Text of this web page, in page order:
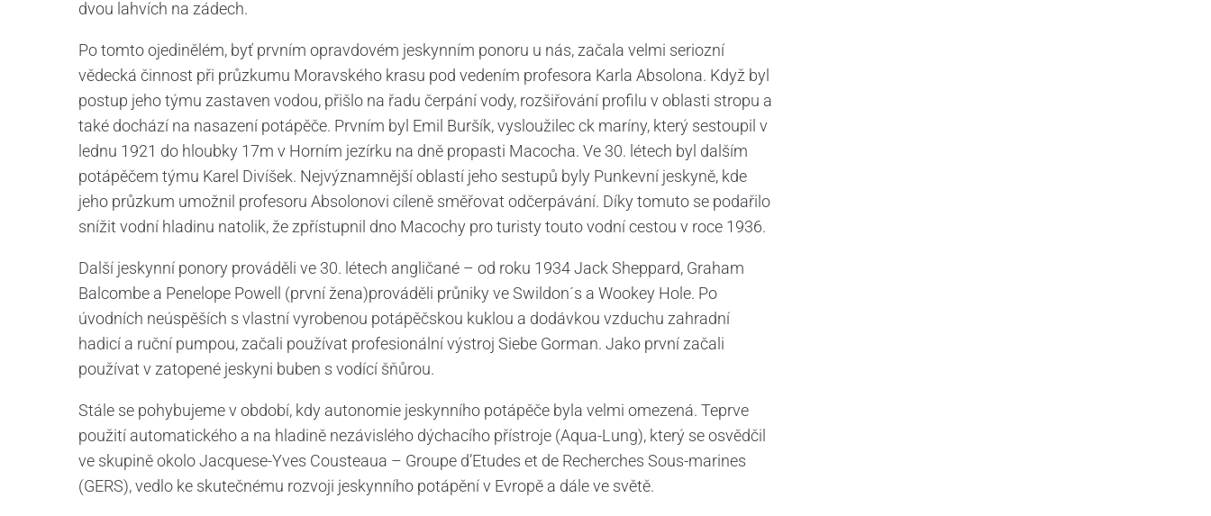
dvou lahvích na zádech.
Po tomto ojedinělém, byť prvním opravdovém jeskynním ponoru u nás, začala velmi seriozní
vědecká činnost při průzkumu Moravského krasu pod vedením profesora Karla Absolona. Když byl
postup jeho týmu zastaven vodou, přišlo na řadu čerpání vody, rozšiřování profilu v oblasti stropu a
také dochází na nasazení potápěče. Prvním byl Emil Buršík, vysloužilec ck maríny, který sestoupil v
lednu 1921 do hloubky 17m v Horním jezírku na dně propasti Macocha. Ve 30. létech byl dalším
potápěčem týmu Karel Divíšek. Nejvýznamnější oblastí jeho sestupů byly Punkevní jeskyně, kde
jeho průzkum umožnil profesoru Absolonovi cíleně směřovat odčerpávání. Díky tomuto se podařilo
snížit vodní hladinu natolik, že zpřístupnil dno Macochy pro turisty touto vodní cestou v roce 1936.
Další jeskynní ponory prováděli ve 30. létech angličané – od roku 1934 Jack Sheppard, Graham
Balcombe a Penelope Powell (první žena)prováděli průniky ve Swildon´s a Wookey Hole. Po
úvodních neúspěších s vlastní vyrobenou potápěčskou kuklou a dodávkou vzduchu zahradní
hadicí a ruční pumpou, začali používat profesionální výstroj Siebe Gorman. Jako první začali
používat v zatopené jeskyni buben s vodící šňůrou.
Stále se pohybujeme v období, kdy autonomie jeskynního potápěče byla velmi omezená. Teprve
použití automatického a na hladině nezávislého dýchacího přístroje (Aqua-Lung), který se osvědčil
ve skupině okolo Jacquese-Yves Cousteaua – Groupe d’Etudes et de Recherches Sous-marines
(GERS), vedlo ke skutečnému rozvoji jeskynního potápění v Evropě a dále ve světě.